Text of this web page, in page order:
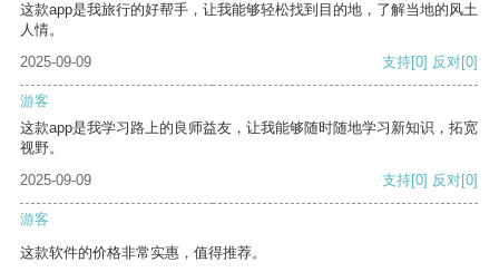
这款app是我旅行的好帮手，让我能够轻松找到目的地，了解当地的风土
人情。
2025-09-09
支持[0] 反对[0]
游客
这款app是我学习路上的良师益友，让我能够随时随地学习新知识，拓宽
视野。
2025-09-09
支持[0] 反对[0]
游客
这款软件的价格非常实惠，值得推荐。